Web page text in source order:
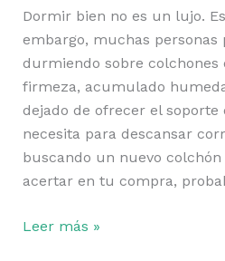
Dormir bien no es un lujo.
embargo, muchas personas
durmiendo sobre colchones
firmeza, acumulado
dejado de ofrecer el soporte
necesita para descansar
buscando un nuevo
acertar en tu compra,
Leer más »